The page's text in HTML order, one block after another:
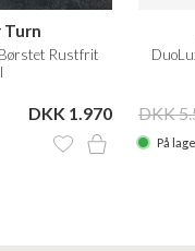
Turn
Rustfrit
DKK 1.970 DKK
På